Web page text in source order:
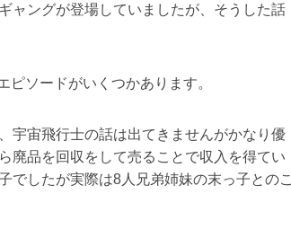
ャングが登場していましたが、そうした話
ソードがいくつかあります。
宇宙飛行士の話は出てきませんがかなり優
廃品を回収をして売ることで収入を得てい
でしたが実際は8人兄弟姉妹の末っ子とのこ